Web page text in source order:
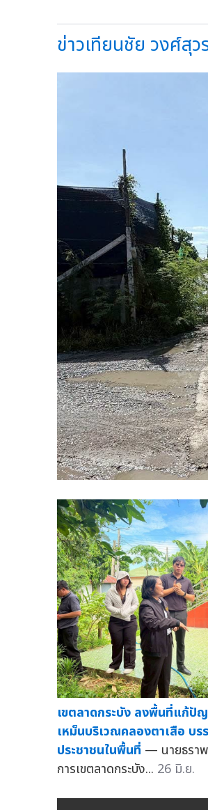
ข่าวเทียนชัย วงศ์สุ
เขตลาดกระบัง ลงพื้นที่แก้ปั
เหม็นบริเวณคลองตาเสือ บร
ประชาชนในพื้นที่ — นายธรา
การเขตลาดกระบัง... 26 มิ.ย.